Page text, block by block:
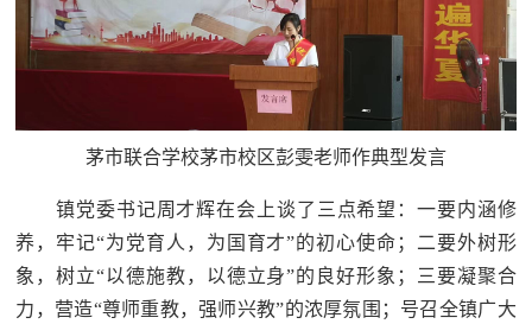
茅市联合学校茅市校区彭雯老师作典型发言
镇党委书记周才辉在会上谈了三点希望：一要内涵修
养，牢记“为党育人，为国育才”的初心使命；二要外树形
象，树立“以德施教，以德立身”的良好形象；三要凝聚合
力，营造“尊师重教，强师兴教”的浓厚氛围；号召全镇广大